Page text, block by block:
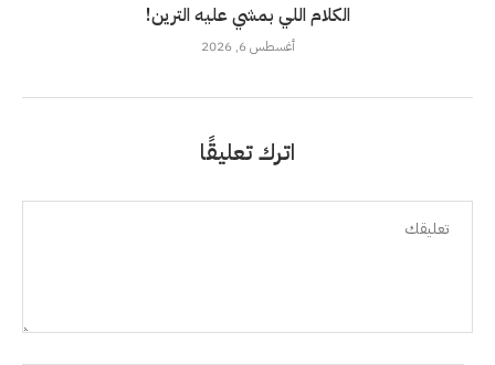
الكلام اللي بمشي عليه الترين!
أغسطس 6, 2026
اترك تعليقًا